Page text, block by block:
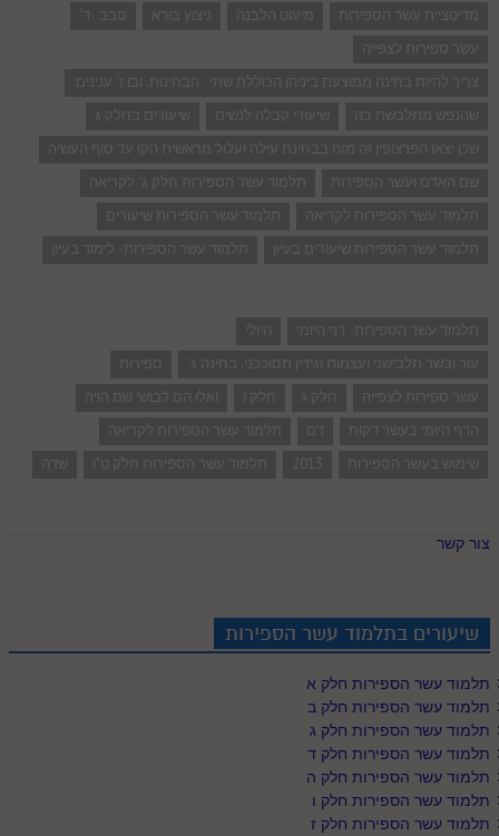
מדיטציית עשר הספירות
מיעוט הלבנה ניצוץ בורא
סבב -ד'
עשר ספירות לצפייה
צריך להיות בחינה ממוצעת ביניהן הכוללת שתי הבחינות. ובו ז' ענינים:
שהנפש מתלבשת בה
שיעורי קבלה לנשים
שיעורים בחלק ג
שכן יצאו הפרצופין זה מזה בבחינת עילה ועלול מראשית הקו עד סוף העשיה
שם האדם ועשר הספירות
תלמוד עשר הספירות חלק ג' לקריאה
תלמוד עשר הספירות לקריאה
תלמוד עשר הספירות שיעורים
תלמוד עשר הספירות שיעורים בעיון
תלמוד עשר הספירות- לימוד בעיון
תלמוד עשר הספירות- דף היומי
היולי
עור ובשר תלבישני ועצמות וגידין תסוככני. בחינה ג'
ספירות
עשר ספירות לצפייה
חלק ג חלק ו
ואלו הם לבושי שם הויה
הדף היומי בעשר דקות
דם
תלמוד עשר הספירות לקריאה
שימוש בעשר הספירות
2013 תלמוד עשר הספירות חלק ט"ו שדה
צור קשר
שיעורים בתלמוד עשר הספירות
תלמוד עשר הספירות חלק א
תלמוד עשר הספירות חלק ב
תלמוד עשר הספירות חלק ג
תלמוד עשר הספירות חלק ד
תלמוד עשר הספירות חלק ה
תלמוד עשר הספירות חלק ו
תלמוד עשר הספירות חלק ז